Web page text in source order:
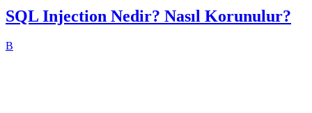
SQL Injection Nedir? Nasıl Korunulur?
B